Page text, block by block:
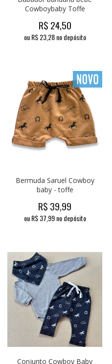
Cowboybaby Toffe
R$ 24,50
ou R$23,28 no depósito
Bermuda Saruel Cowboy
baby - toffe
R$ 39,99
ou R$37,99 no depósito
Conjunto Cowboy Baby